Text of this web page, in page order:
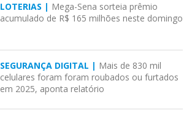
LOTERIAS | Mega-Sena sorteia prêmio
acumulado de R$ 165 milhões neste domingo
SEGURANÇA DIGITAL | Mais de 830 mil
celulares foram foram roubados ou furtados
em 2025, aponta relatório